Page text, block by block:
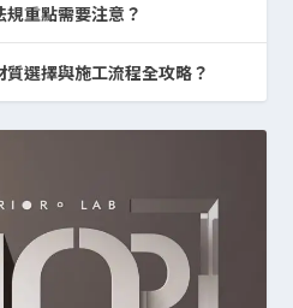
重點需要注意？
選擇與施工流程全攻略？